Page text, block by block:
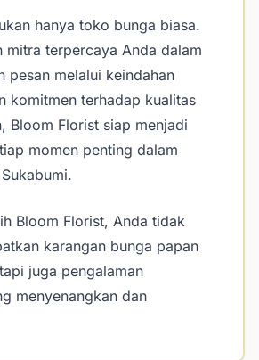
hanya toko bunga biasa.
mitra terpercaya Anda dalam
pesan melalui keindahan
komitmen terhadap kualitas
Bloom Florist siap menjadi
momen penting dalam
Bloom Florist, Anda tidak
karangan bunga papan
juga pengalaman
menyenangkan dan